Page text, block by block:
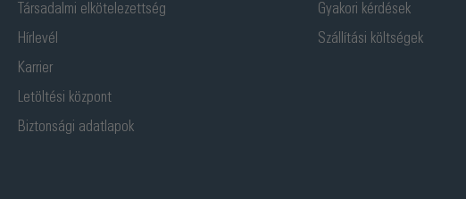
Társadalmi elkötelezettség
Hírlevél
Karrier
Letöltési központ
Biztonsági adatlapok
Gyakori kérdések
Szállítási költségek